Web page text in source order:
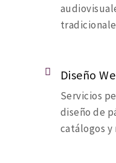
Diseño
Servicios
diseño de
catálogos y